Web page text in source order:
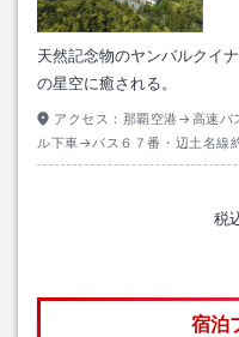
天然記念物のヤンバルクイ
の星空に癒される。
アクセス： 那覇空港→高速バ
ル下車→バス６７番・辺土名線
バス東線安波行き約３０分安
税
宿泊